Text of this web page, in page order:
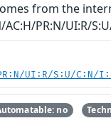
from the
AC:H/PR:N/UI:R/
UI:R/S:U/C:N/
no